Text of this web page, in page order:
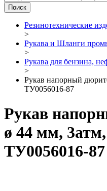
Резинотехнические
>
Рукава и Шланги
>
Рукава для бензина,
>
Рукав напорный
ТУ0056016-87
Рукав
ø 44 мм,
ТУ0056016-87